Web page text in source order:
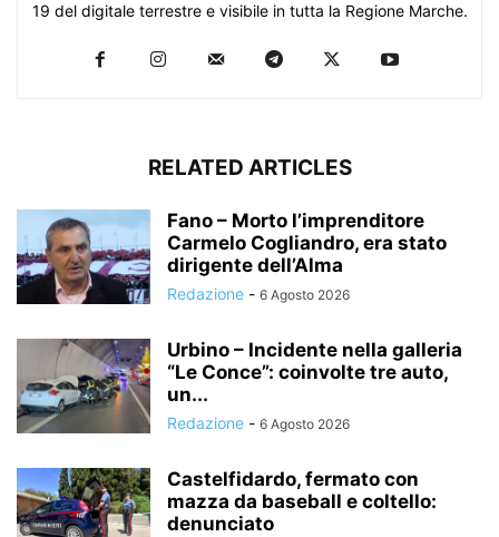
19 del digitale terrestre e visibile in tutta la Regione Marche.
RELATED ARTICLES
Fano – Morto l’imprenditore
Carmelo Cogliandro, era stato
dirigente dell’Alma
Redazione - 6 Agosto 2026
Urbino – Incidente nella galleria
“Le Conce”: coinvolte tre auto,
un...
Redazione - 6 Agosto 2026
Castelfidardo, fermato con
mazza da baseball e coltello:
denunciato